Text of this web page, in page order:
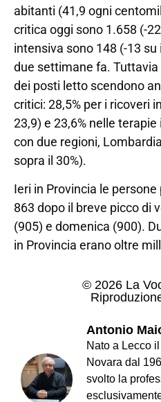
abitanti (41,9 ogni
critica oggi sono 1.658 (-
intensiva sono 148 (-13
due settimane fa.
dei posti letto scendono
critici: 28,5% per i ricoveri
23,9) e 23,6% nelle
con due regioni,
sopra il 30%).
Ieri in Provincia le
863 dopo il breve picco di
(905) e domenica (900).
in Provincia erano oltre
© 2026 La
Antonio
Nato a Lecco
Novara dal
svolto la